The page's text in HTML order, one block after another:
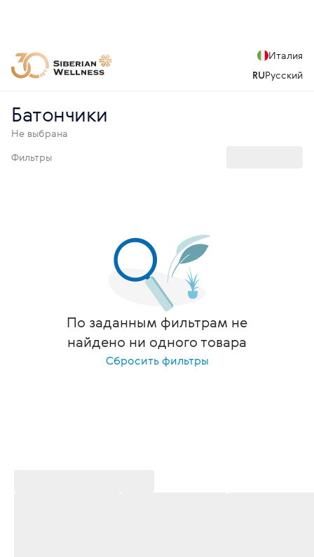
Италия
RUРусский
Батончики
Не выбрана
Фильтры
По заданным фильтрам не
найдено ни одного товара
Сбросить фильтры